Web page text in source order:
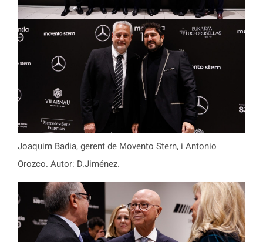
Joaquim Badia, gerent de Movento Stern, i Antonio
Orozco. Autor: D.Jiménez.